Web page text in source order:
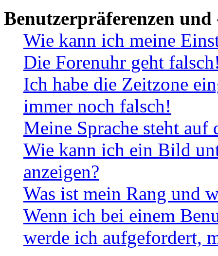
Benutzerpräferenzen und
Wie kann ich meine
Die Forenuhr geht
Ich habe die Zeitzone
immer noch falsch!
Meine Sprache steht
Wie kann ich ein Bild
anzeigen?
Was ist mein Rang und
Wenn ich bei einem
werde ich aufgefordert,